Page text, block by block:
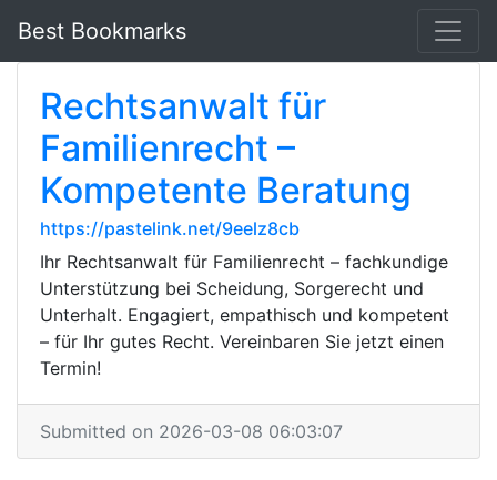
Best Bookmarks
Rechtsanwalt für
Familienrecht –
Kompetente Beratung
https://pastelink.net/9eelz8cb
Ihr Rechtsanwalt für Familienrecht – fachkundige
Unterstützung bei Scheidung, Sorgerecht und
Unterhalt. Engagiert, empathisch und kompetent
– für Ihr gutes Recht. Vereinbaren Sie jetzt einen
Termin!
Submitted on 2026-03-08 06:03:07